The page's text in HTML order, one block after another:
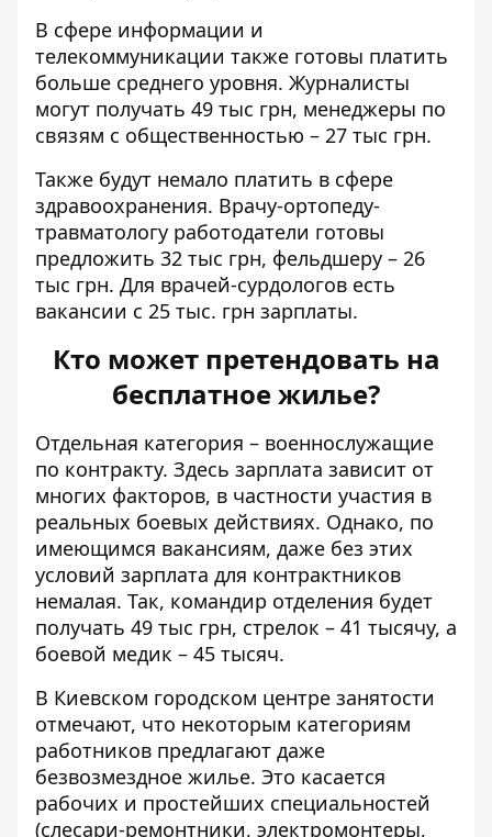
В сфере информации и
телекоммуникации также готовы платить
больше среднего уровня. Журналисты
могут получать 49 тыс грн, менеджеры по
связям с общественностью – 27 тыс грн.
Также будут немало платить в сфере
здравоохранения. Врачу-ортопеду-
травматологу работодатели готовы
предложить 32 тыс грн, фельдшеру – 26
тыс грн. Для врачей-сурдологов есть
вакансии с 25 тыс. грн зарплаты.
Кто может претендовать на
бесплатное жилье?
Отдельная категория – военнослужащие
по контракту. Здесь зарплата зависит от
многих факторов, в частности участия в
реальных боевых действиях. Однако, по
имеющимся вакансиям, даже без этих
условий зарплата для контрактников
немалая. Так, командир отделения будет
получать 49 тыс грн, стрелок – 41 тысячу, а
боевой медик – 45 тысяч.
В Киевском городском центре занятости
отмечают, что некоторым категориям
работников предлагают даже
безвозмездное жилье. Это касается
рабочих и простейших специальностей
(слесари-ремонтники, электромонтеры,